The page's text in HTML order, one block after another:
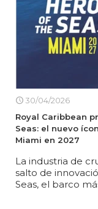
30/04/2026
Royal Caribbean
Seas: el nuevo
Miami en 2027
La industria de
salto de
Seas, el barco